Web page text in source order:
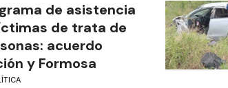
de asistencia
de trata de
acuerdo
y Formosa